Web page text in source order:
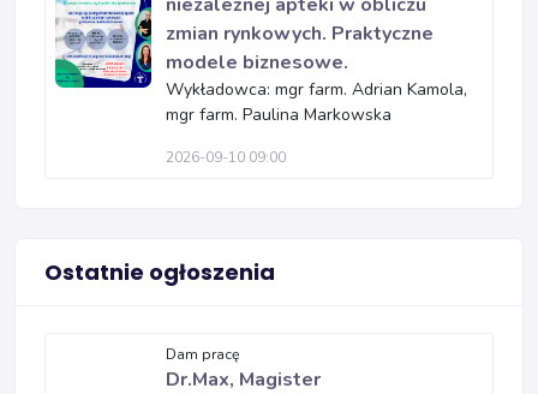
zmian rynkowych. Praktyczne
modele biznesowe.
Wykładowca: mgr farm. Adrian Kamola,
mgr farm. Paulina Markowska
2026-09-10 09:00
Ostatnie ogłoszenia
Dam pracę
Dr.Max, Magister